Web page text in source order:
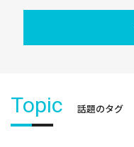
Topic 話題のタグ